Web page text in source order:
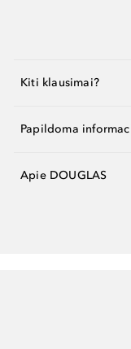
Kiti klausimai?
Papildoma
Apie DOUGLAS